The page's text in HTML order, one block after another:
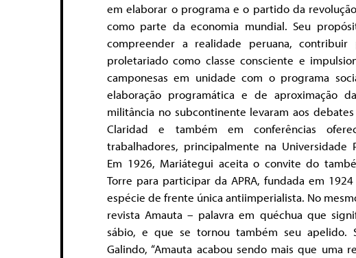
em elaborar o programa e o partido da
como parte da economia mundial. Seu
compreender a realidade peruana, contribuir
proletariado como classe consciente e
camponesas em unidade com o programa
elaboração programática e de aproximação
militância no subcontinente levaram aos debates
Claridad e também em conferências
trabalhadores, principalmente na Universidade
Em 1926, Mariátegui aceita o convite do
Torre para participar da APRA, fundada em
espécie de frente única antiimperialista. No
revista Amauta – palavra em quéchua que
sábio, e que se tornou também seu apelido.
Galindo, “Amauta acabou sendo mais que uma